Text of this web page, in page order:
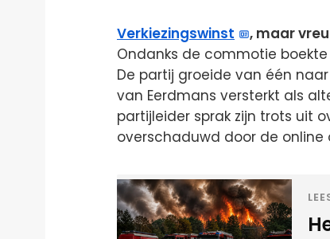
Verkiezingswinst
, maar
Ondanks de commotie boekte
De partij groeide van één
van Eerdmans versterkt als
partijleider sprak zijn trots uit
overschaduwd door de online